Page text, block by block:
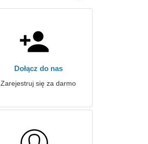
Dołącz do nas
Zarejestruj się za darmo